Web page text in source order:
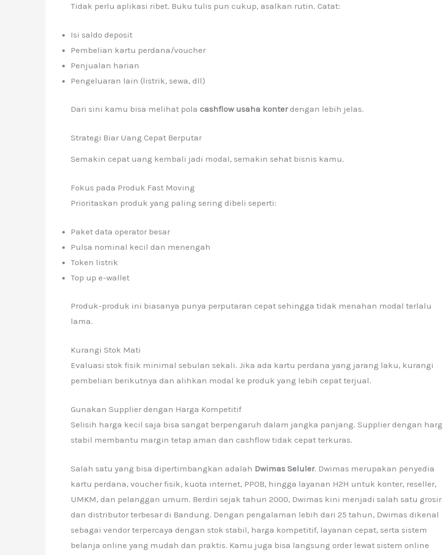
Tidak perlu aplikasi ribet. Buku tulis pun cukup, asalkan rutin. Catat:
Isi saldo deposit
Pembelian kartu perdana/voucher
Penjualan harian
Pengeluaran lain (listrik, sewa, dll)
Dari sini kamu bisa melihat pola cashflow usaha konterdengan lebih jelas.
Strategi Biar Uang Cepat Berputar
Semakin cepat uang kembali jadi modal, semakin sehat bisnis kamu.
Fokus pada Produk Fast Moving
Prioritaskan produk yang paling sering dibeli seperti:
Paket data operator besar
Pulsa nominal kecil dan menengah
Token listrik
Top up e-wallet
Produk-produk ini biasanya punya perputaran cepat sehingga tidak menahan modal terlalu
lama.
Kurangi Stok Mati
Evaluasi stok fisik minimal sebulan sekali. Jika ada kartu perdana yang jarang laku, kurangi
pembelian berikutnya dan alihkan modal ke produk yang lebih cepat terjual.
Gunakan Supplier dengan Harga Kompetitif
Selisih harga kecil saja bisa sangat berpengaruh dalam jangka panjang. Supplier dengan
stabil membantu margin tetap aman dan cashflow tidak cepat terkuras.
Salah satu yang bisa dipertimbangkan adalah Dwimas Seluler. Dwimas merupakan penyedia
kartu perdana, voucher fisik, kuota internet, PPOB, hingga layanan H2H untuk konter, reseller,
UMKM, dan pelanggan umum. Berdiri sejak tahun 2000, Dwimas kini menjadi salah satu grosir
dan distributor terbesar di Bandung. Dengan pengalaman lebih dari 25 tahun, Dwimas dikenal
sebagai vendor terpercaya dengan stok stabil, harga kompetitif, layanan cepat, serta sistem
belanja online yang mudah dan praktis. Kamu juga bisa langsung order lewat sistem online